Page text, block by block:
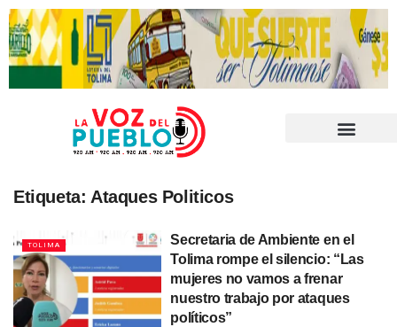
Etiqueta: Ataques Politicos
TOLIMA
Secretaria de Ambiente en el
Tolima rompe el silencio: “Las
mujeres no vamos a frenar
nuestro trabajo por ataques
políticos”